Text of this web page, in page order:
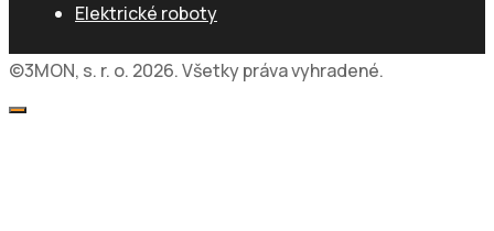
Elektrické roboty
©3MON, s. r. o. 2026. Všetky práva vyhradené.